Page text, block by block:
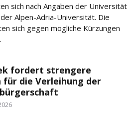
sich nach Angaben der Universität
Alpen-Adria-Universität. Die
sich gegen mögliche Kürzungen
fordert strengere
für die Verleihung der